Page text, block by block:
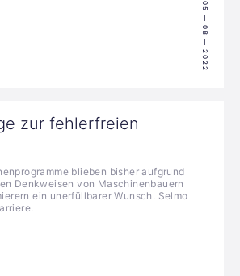
05 — 08 — 2022
zur fehlerfreien
blieben bisher aufgrund
Denkweisen von Maschinenbauern
ein unerfüllbarer Wunsch. Selmo